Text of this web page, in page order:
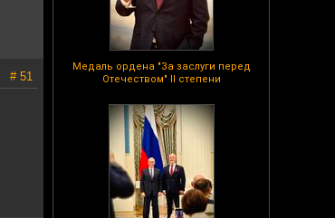
Медаль ордена "За заслуги перед
Отечеством" II степени
# 51